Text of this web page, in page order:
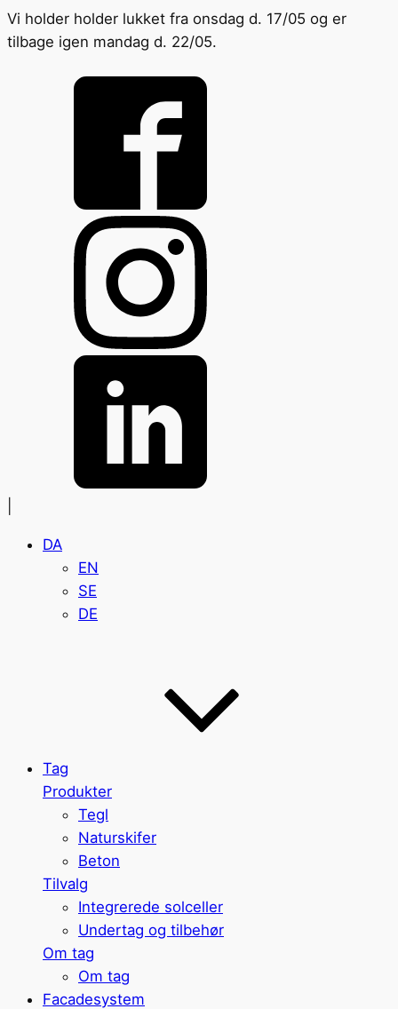
Vi holder holder lukket fra onsdag d. 17/05 og er
tilbage igen mandag d. 22/05.
DA
EN
SE
DE
Tag
Produkter
Tegl
Naturskifer
Beton
Tilvalg
Integrerede solceller
Undertag og tilbehør
Om tag
Om tag
Facadesystem